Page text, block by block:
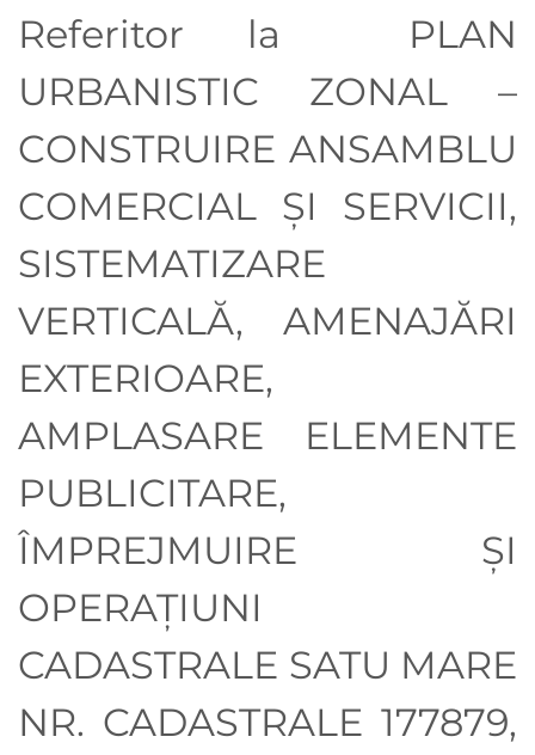
Referitor la PLAN
URBANISTIC ZONAL –
CONSTRUIRE ANSAMBLU
COMERCIAL ȘI SERVICII,
SISTEMATIZARE
VERTICALĂ, AMENAJĂRI
EXTERIOARE,
AMPLASARE ELEMENTE
PUBLICITARE,
ÎMPREJMUIRE ȘI
OPERAȚIUNI
CADASTRALE SATU MARE
NR. CADASTRALE 177879,